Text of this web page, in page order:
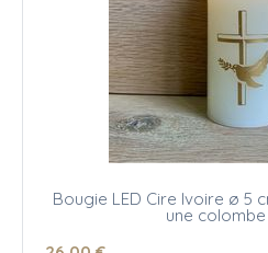
Bougie LED Cire Ivoire ø 5
une